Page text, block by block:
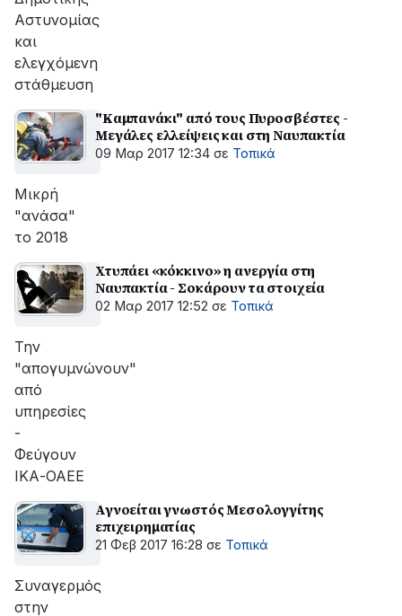
Αστυνομίας
και
ελεγχόμενη
στάθμευση
"Kαμπανάκι" από τους Πυροσβέστες -
Μεγάλες ελλείψεις και στη Ναυπακτία
09 Μαρ 2017 12:34 σε Τοπικά
Μικρή
"ανάσα"
το 2018
Χτυπάει «κόκκινο» η ανεργία στη
Ναυπακτία - Σοκάρουν τα στοιχεία
02 Μαρ 2017 12:52 σε Τοπικά
Την
"απογυμνώνουν"
από
υπηρεσίες
-
Φεύγουν
ΙΚΑ-ΟΑΕΕ
Αγνοείται γνωστός Μεσολογγίτης
επιχειρηματίας
21 Φεβ 2017 16:28 σε Τοπικά
Συναγερμός
στην